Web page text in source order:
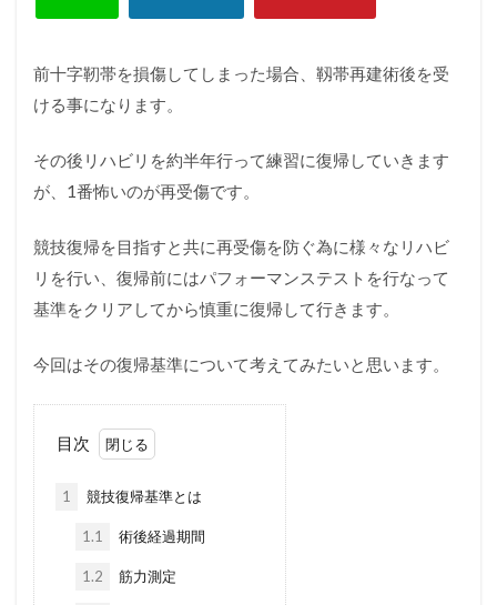
前十字靭帯を損傷してしまった場合、靱帯再建術後を受
ける事になります。
その後リハビリを約半年行って練習に復帰していきます
が、1番怖いのが再受傷です。
競技復帰を目指すと共に再受傷を防ぐ為に様々なリハビ
リを行い、復帰前にはパフォーマンステストを行なって
基準をクリアしてから慎重に復帰して行きます。
今回はその復帰基準について考えてみたいと思います。
目次
1 競技復帰基準とは
1.1 術後経過期間
1.2 筋力測定